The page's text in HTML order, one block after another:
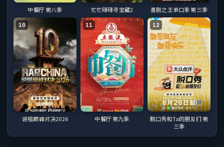
中餐厅 第八季 忙忙碌碌寻宝藏2 喜剧之王单口季 第三季
10
说唱巅峰对决2026
11
中餐厅 第九季
12
脱口秀和Ta的朋友们 第
三季